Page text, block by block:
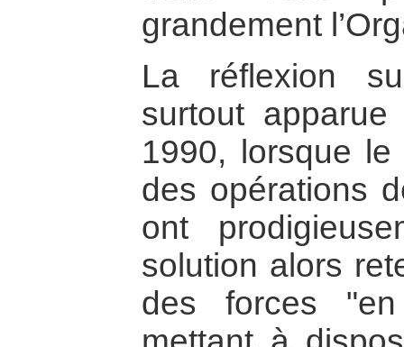
grandement
La réflexion
surtout
1990, lorsque
des opérations
ont
solution alors
des forces